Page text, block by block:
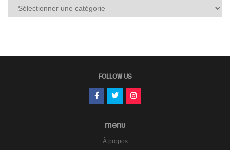
FOLLOW US
MENU
À propos